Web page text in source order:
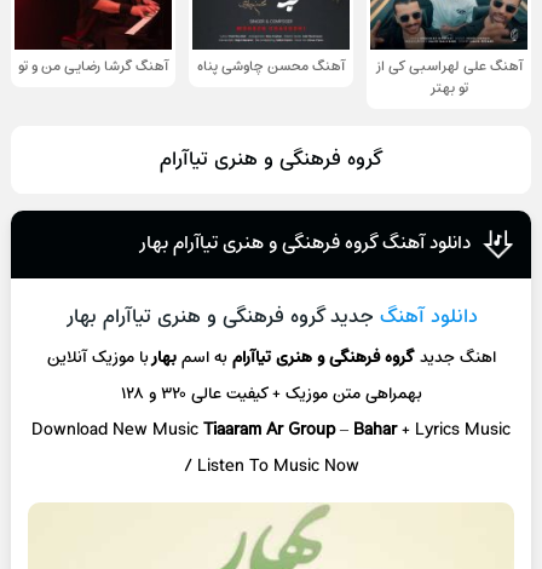
آهنگ علی لهراسبی کی از
تو ‌بهتر
آهنگ محسن چاوشی پناه آهنگ گرشا رضایی من و تو
گروه فرهنگی و هنری تیاآرام
دانلود آهنگ گروه فرهنگی و هنری تیاآرام بهار
دانلود آهنگ جدید گروه فرهنگی و هنری تیاآرام بهار
اهنگ جدیدگروه فرهنگی و هنری تیاآرامبه اسمبهاربا موزیک آنلاین
بهمراهی متن موزیک + کیفیت عالی ۳۲۰ و ۱۲۸
Download New MusicTiaaram Ar Group– Bahar+ Lyrics Music
/ Listen To Music Now